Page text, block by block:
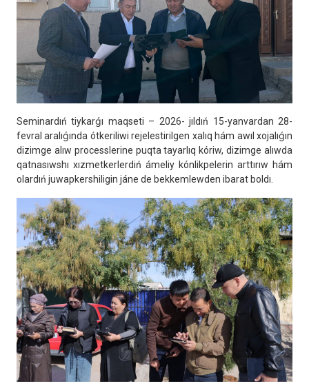
Seminardıń tiykarǵı maqseti – 2026- jıldıń 15-yanvardan 28-
fevral aralıǵında ótkeriliwi rejelestirilgen xalıq hám awıl xojalıǵın
dizimge alıw processlerine puqta tayarlıq kóriw, dizimge alıwda
qatnasıwshı xızmetkerlerdiń ámeliy kónlikpelerin arttırıw hám
olardıń juwapkershiligin jáne de bekkemlewden ibarat boldı.